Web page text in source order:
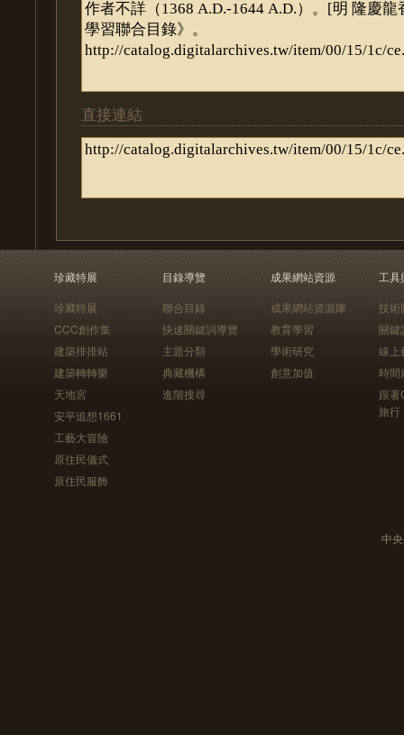
直接連結
珍藏特展
珍藏特展
CCC創作集
建築排排站
建築轉轉樂
天地宮
安平追想1661
工藝大冒險
原住民儀式
原住民服飾
目錄導覽
聯合目錄
快速關鍵詞導覽
主題分類
典藏機構
進階搜尋
成果網站資源
成果網站資源庫
教育學習
學術研究
創意加值
工具
技術
關鍵
線上
時間
跟
旅行
中